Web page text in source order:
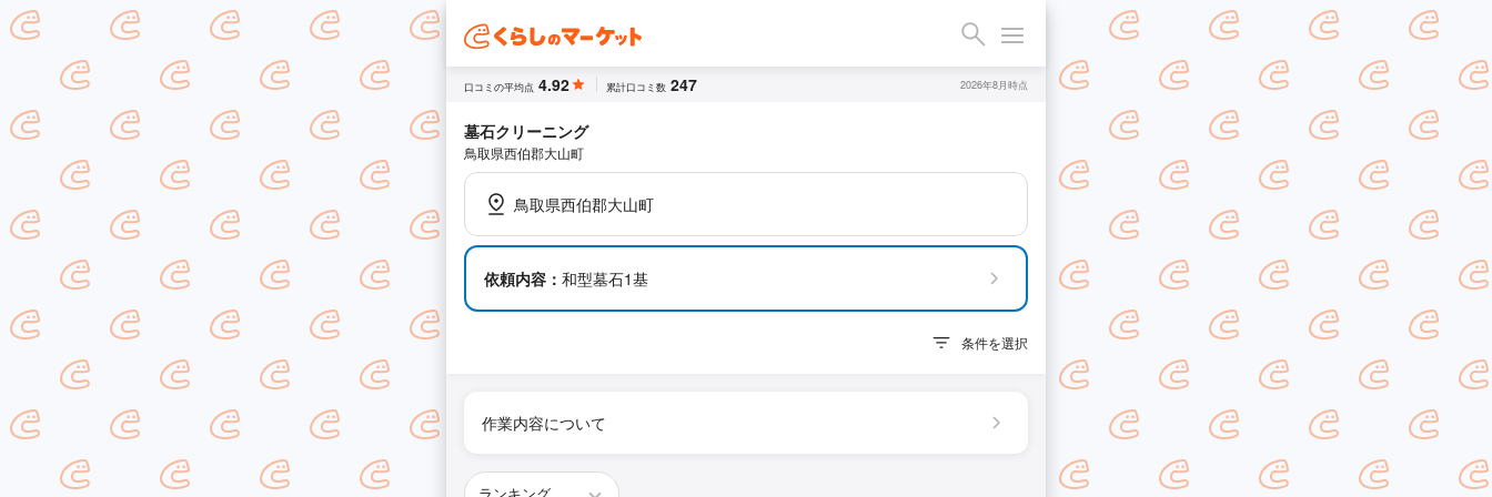
口コミの平均点 4.92 累計口コミ数 247 2026年8月時点
墓石クリーニング
鳥取県西伯郡大山町
鳥取県西伯郡大山町
依頼内容： 和型墓石1基
条件を選択
作業内容について